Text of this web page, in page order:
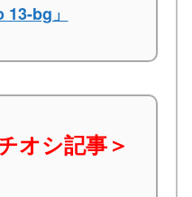
bg」
オシ記事＞